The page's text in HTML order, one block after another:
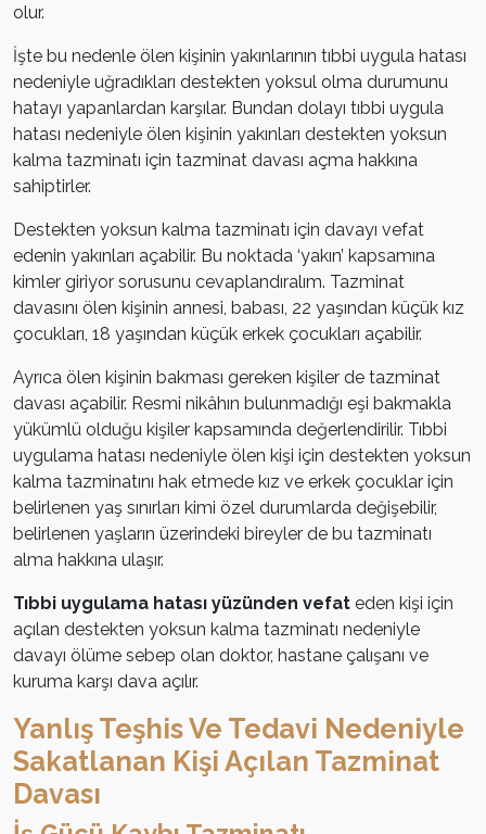
olur.
İşte bu nedenle ölen kişinin yakınlarının tıbbi uygula hatası
nedeniyle uğradıkları destekten yoksul olma durumunu
hatayı yapanlardan karşılar. Bundan dolayı tıbbi uygula
hatası nedeniyle ölen kişinin yakınları destekten yoksun
kalma tazminatı için tazminat davası açma hakkına
sahiptirler.
Destekten yoksun kalma tazminatı için davayı vefat
edenin yakınları açabilir. Bu noktada ‘yakın’ kapsamına
kimler giriyor sorusunu cevaplandıralım. Tazminat
davasını ölen kişinin annesi, babası, 22 yaşından küçük kız
çocukları, 18 yaşından küçük erkek çocukları açabilir.
Ayrıca ölen kişinin bakması gereken kişiler de tazminat
davası açabilir. Resmi nikâhın bulunmadığı eşi bakmakla
yükümlü olduğu kişiler kapsamında değerlendirilir. Tıbbi
uygulama hatası nedeniyle ölen kişi için destekten yoksun
kalma tazminatını hak etmede kız ve erkek çocuklar için
belirlenen yaş sınırları kimi özel durumlarda değişebilir,
belirlenen yaşların üzerindeki bireyler de bu tazminatı
alma hakkına ulaşır.
Tıbbi uygulama hatası yüzünden vefat eden kişi için
açılan destekten yoksun kalma tazminatı nedeniyle
davayı ölüme sebep olan doktor, hastane çalışanı ve
kuruma karşı dava açılır.
Yanlış Teşhis Ve Tedavi Nedeniyle
Sakatlanan Kişi Açılan Tazminat
Davası